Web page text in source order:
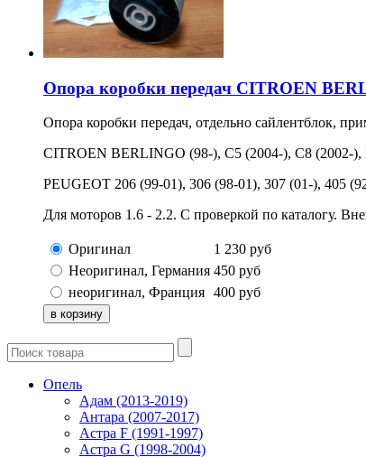
Опора коробки передач CITROEN
Опора коробки передач, отдельно сайлентблок,
CITROEN BERLINGO (98-), C5 (2004-), C8
PEUGEOT 206 (99-01), 306 (98-01), 307 (01-), 405
Для моторов 1.6 - 2.2. С проверкой по каталогу.
Оригинал 1 230 руб
Неоригинал, Германия 450 руб
неоригинал, Франция 400 руб
Опель
Адам (2013-2019)
Антара (2007-2017)
Астра F (1991-1997)
Астра G (1998-2004)